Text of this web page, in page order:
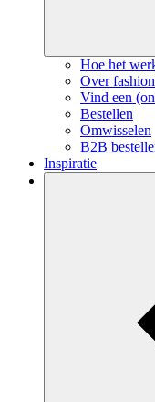
Hoe het
Over
Vind een
Bestellen
Omwisselen
B2B
Inspiratie